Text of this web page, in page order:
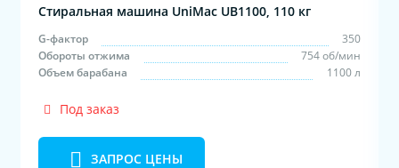
Стиральная машина UniMac UB1100, 110 кг
G-фактор
350
Обороты отжима
754 об/мин
Объем барабана
1100 л
Под заказ
ЗАПРОС ЦЕНЫ